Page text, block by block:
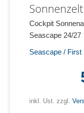
Cockpit
Seascape 24/27
Seascape / First
inkl. Ust. zzgl.